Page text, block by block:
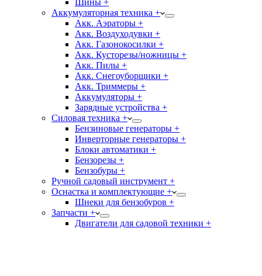
Шины +
Аккумуляторная техника +
Акк. Аэраторы +
Акк. Воздуходувки +
Акк. Газонокосилки +
Акк. Кусторезы/ножницы +
Акк. Пилы +
Акк. Снегоуборщики +
Акк. Триммеры +
Аккумуляторы +
Зарядные устройства +
Силовая техника +
Бензиновые генераторы +
Инверторные генераторы +
Блоки автоматики +
Бензорезы +
Бензобуры +
Ручной садовый инструмент +
Оснастка и комплектующие +
Шнеки для бензобуров +
Запчасти +
Двигатели для садовой техники +